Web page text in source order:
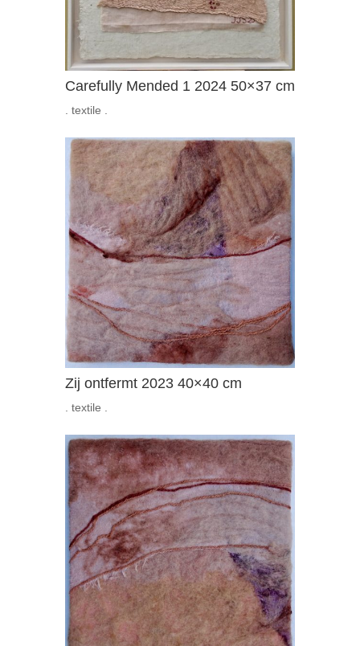
Carefully Mended 1 2024 50×37 cm
. textile .
Zij ontfermt 2023 40×40 cm
. textile .